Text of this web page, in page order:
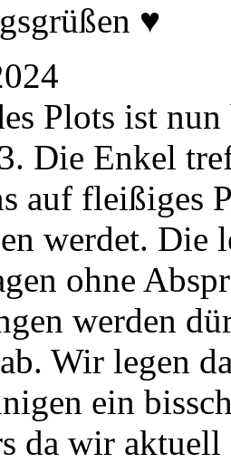
♥
Plots ist
Die Enkel
auf fleißiges
werdet. Die
ohne
werden
Wir legen
ein
da wir